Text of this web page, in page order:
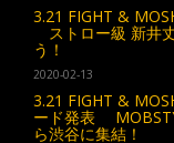
3.21 FIGHT &
ストロー級 新井
う！
2020-02-13
3.21 FIGHT &
ード発表
ら渋谷に集結！